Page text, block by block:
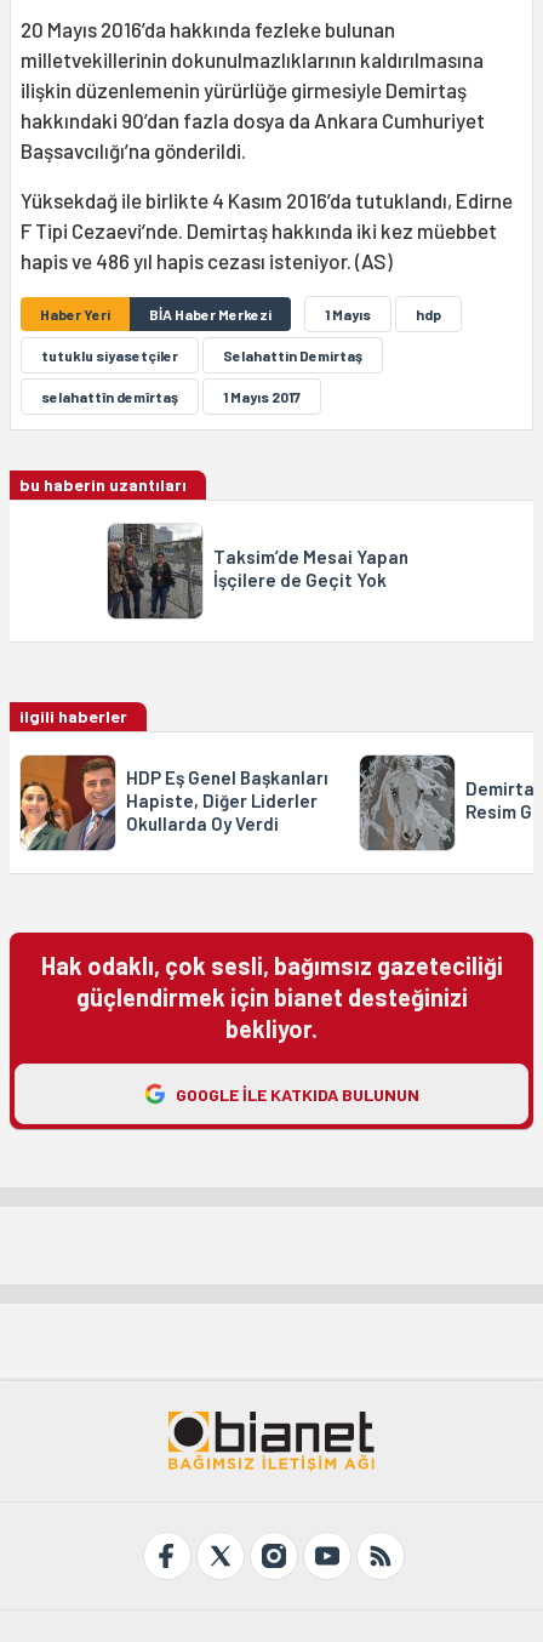
20 Mayıs 2016’da hakkında fezleke bulunan
milletvekillerinin dokunulmazlıklarının kaldırılmasına
ilişkin düzenlemenin yürürlüğe girmesiyle Demirtaş
hakkındaki 90’dan fazla dosya da Ankara Cumhuriyet
Başsavcılığı’na gönderildi.
Yüksekdağ ile birlikte 4 Kasım 2016’da tutuklandı, Edirne
F Tipi Cezaevi’nde. Demirtaş hakkında iki kez müebbet
hapis ve 486 yıl hapis cezası isteniyor. (AS)
Haber Yeri BİA Haber Merkezi 1 Mayıs hdp
tutuklu siyasetçiler Selahattin Demirtaş
selahattîn demîrtaş 1 Mayıs 2017
bu haberin uzantıları
Taksim’de Mesai Yapan
İşçilere de Geçit Yok
ilgili haberler
HDP Eş Genel Başkanları
Hapiste, Diğer Liderler
Okullarda Oy Verdi
Resim
Hak odaklı, çok sesli, bağımsız gazeteciliği
güçlendirmek için bianet desteğinizi
bekliyor.
GOOGLE ILE KATKIDA BULUNUN